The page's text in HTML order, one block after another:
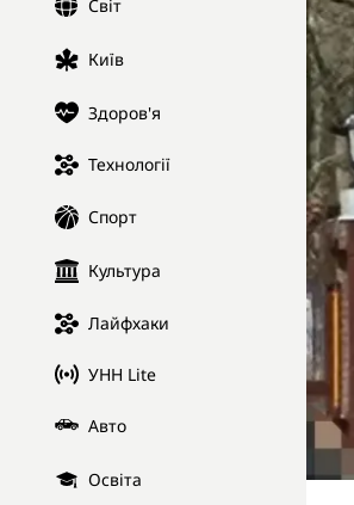
Світ
Київ
Здоров'я
Технології
Спорт
Культура
Лайфхаки
УНН Lite
Авто
Освіта